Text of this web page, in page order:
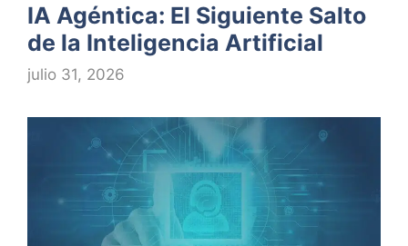
IA Agéntica: El Siguiente Salto
de la Inteligencia Artificial
julio 31, 2026